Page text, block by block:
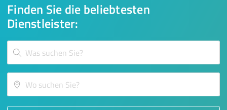
Finden Sie die beliebtesten
Dienstleister: